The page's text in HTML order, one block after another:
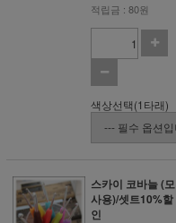
적립금 : 80원
색상선택(1타래)
스카이 코바늘 (모
사용)/셋트10%할
인